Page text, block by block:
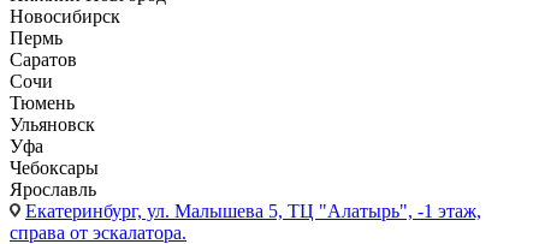
Новосибирск
Пермь
Саратов
Сочи
Тюмень
Ульяновск
Уфа
Чебоксары
Ярославль
Екатеринбург, ул. Малышева 5, ТЦ "Алатырь", -1 этаж,
справа от эскалатора.